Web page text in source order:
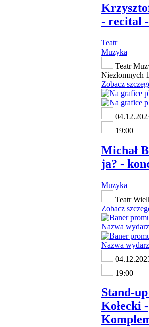
- recital
Teatr
Muzyka
Teatr
Niezłomnych
Zobacz
19:00
Michał
ja? -
Muzyka
Teatr
Zobacz
19:00
Stand-
Kołecki -